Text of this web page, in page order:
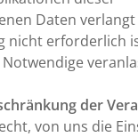
Daten
nicht erforderlich
der
von uns die